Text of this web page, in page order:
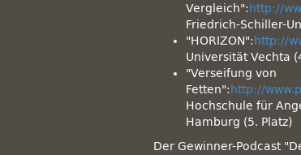
Vergleich : http://
Friedrich-Schiller-
HORIZON : http://
Universität Vechta
Verseifung von
Fetten : http://
Hochschule für
Hamburg (5. Platz)
Der Gewinner-Podcast